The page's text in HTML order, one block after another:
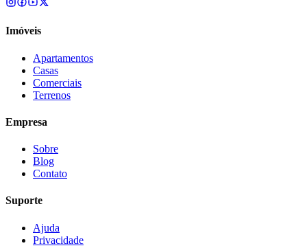
Imóveis
Apartamentos
Casas
Comerciais
Terrenos
Empresa
Sobre
Blog
Contato
Suporte
Ajuda
Privacidade